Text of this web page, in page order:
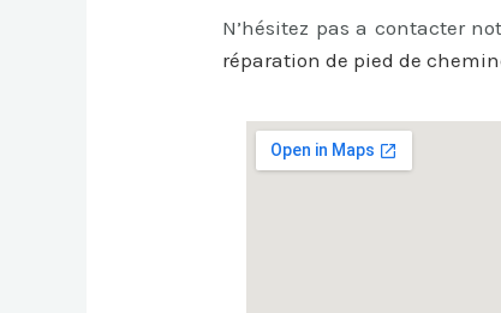
N’hésitez pas a contacter
réparation de pied de